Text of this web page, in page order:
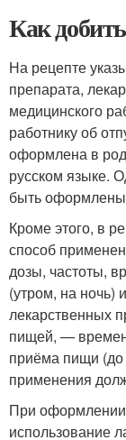
Как
На рецепте
препарата,
медицинского
работнику об
оформлена в
русском языке.
быть оформлены
Кроме этого, в
способ
дозы, частоты,
(утром, на ночь)
лекарственных
пищей, —
приёма пищи
применения
При оформлении
использование